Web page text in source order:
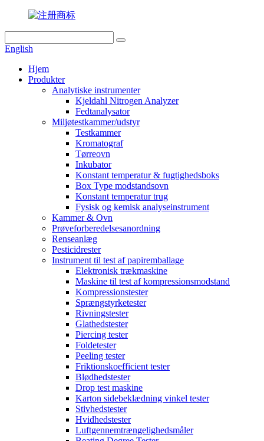
English
Hjem
Produkter
Analytiske instrumenter
Kjeldahl Nitrogen Analyzer
Fedtanalysator
Miljøtestkammer/udstyr
Testkammer
Kromatograf
Tørreovn
Inkubator
Konstant temperatur & fugtighedsboks
Box Type modstandsovn
Konstant temperatur trug
Fysisk og kemisk analyseinstrument
Kammer & Ovn
Prøveforberedelsesanordning
Renseanlæg
Pesticidrester
Instrument til test af papiremballage
Elektronisk trækmaskine
Maskine til test af kompressionsmodstand
Kompressionstester
Sprængstyrketester
Rivningstester
Glathedstester
Piercing tester
Foldetester
Peeling tester
Friktionskoefficient tester
Blødhedstester
Drop test maskine
Karton sidebeklædning vinkel tester
Stivhedstester
Hvidhedstester
Luftgennemtrængelighedsmåler